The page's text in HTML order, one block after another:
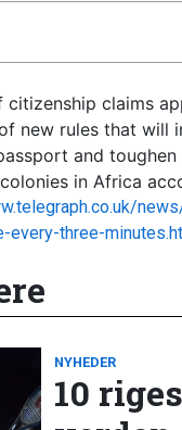
citizenship claims
new rules that will
and
in Africa
every-three-
NYHEDER
10